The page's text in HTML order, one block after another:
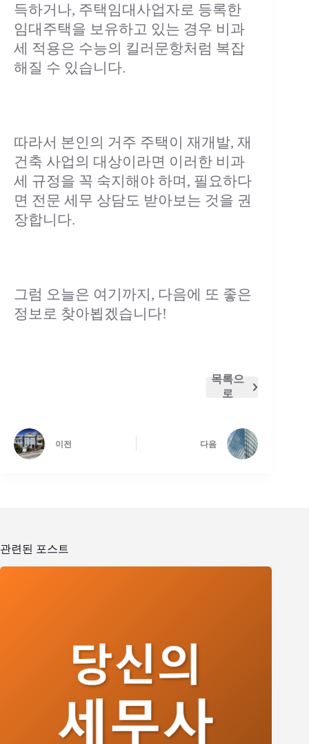
득하거나, 주택임대사업자로 등록한
임대주택을 보유하고 있는 경우 비과
세 적용은 수능의 킬러문항처럼 복잡
해질 수 있습니다.
따라서 본인의 거주 주택이 재개발, 재
건축 사업의 대상이라면 이러한 비과
세 규정을 꼭 숙지해야 하며, 필요하다
면 전문 세무 상담도 받아보는 것을 권
장합니다.
그럼 오늘은 여기까지, 다음에 또 좋은
정보로 찾아뵙겠습니다!
목록으
로
이전 다음
관련된 포스트